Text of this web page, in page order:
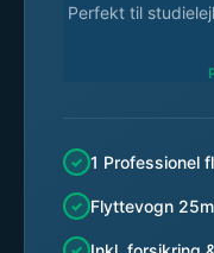
Perfekt til
1 Professionel
Flyttevogn